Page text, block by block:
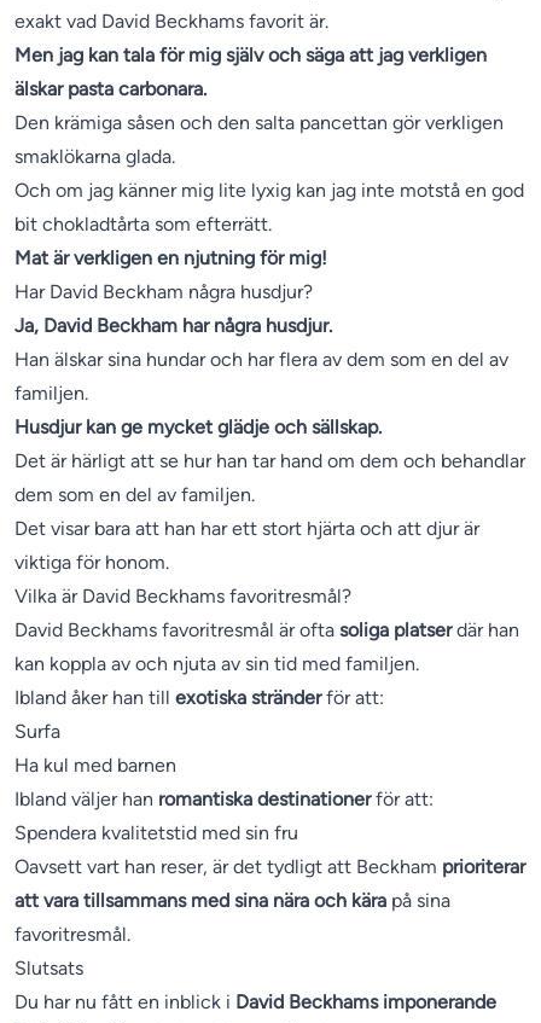
exakt vad David Beckhams favorit är.
Men jag kan tala för mig själv och säga att jag verkligen
älskar pasta carbonara.
Den krämiga såsen och den salta pancettan gör verkligen
smaklökarna glada.
Och om jag känner mig lite lyxig kan jag inte motstå en god
bit chokladtårta som efterrätt.
Mat är verkligen en njutning för mig!
Har David Beckham några husdjur?
Ja, David Beckham har några husdjur.
Han älskar sina hundar och har flera av dem som en del av
familjen.
Husdjur kan ge mycket glädje och sällskap.
Det är härligt att se hur han tar hand om dem och behandlar
dem som en del av familjen.
Det visar bara att han har ett stort hjärta och att djur är
viktiga för honom.
Vilka är David Beckhams favoritresmål?
David Beckhams favoritresmål är ofta soliga platserdär han
kan koppla av och njuta av sin tid med familjen.
Ibland åker han till exotiska stränderför att:
Surfa
Ha kul med barnen
Ibland väljer han romantiska destinationerför att:
Spendera kvalitetstid med sin fru
Oavsett vart han reser, är det tydligt att Beckham prioriterar
att vara tillsammans med sina nära och kära på sina
favoritresmål.
Slutsats
Du har nu fått en inblick i David Beckhams imponerande